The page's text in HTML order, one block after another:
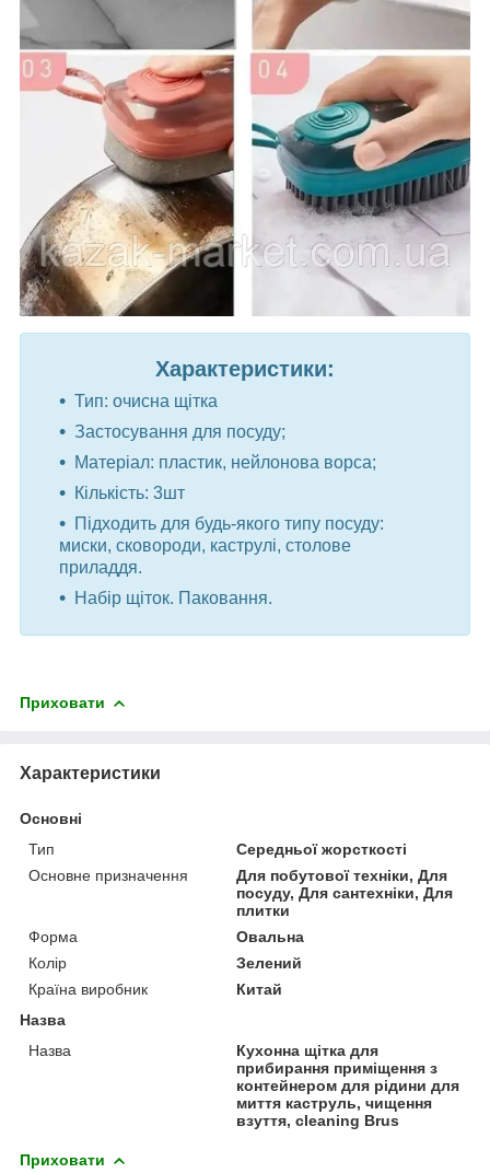
Характеристики:
Тип: очисна щітка
Застосування для посуду;
Матеріал: пластик, нейлонова ворса;
Кількість: 3шт
Підходить для будь-якого типу посуду:
миски, сковороди, каструлі, столове
приладдя.
Набір щіток. Паковання.
Приховати
Характеристики
Основні
Тип
Середньої жорсткості
Основне призначення
Для побутової техніки, Для
посуду, Для сантехніки, Для
плитки
Форма
Овальна
Колір
Зелений
Країна виробник
Китай
Назва
Назва
Кухонна щітка для
прибирання приміщення з
контейнером для рідини для
миття каструль, чищення
взуття, cleaning Brus
Приховати